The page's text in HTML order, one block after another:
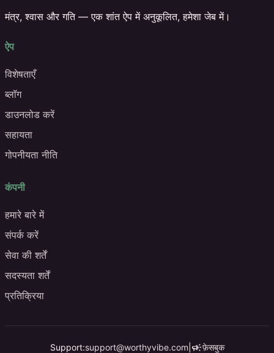
मंत्र, श्वास और गति — एक शांत ऐप में अनुकूलित, हमेशा जेब में।
ऐप
विशेषताएँ
ब्लॉग
डाउनलोड करें
सहायता
गोपनीयता नीति
कंपनी
हमारे बारे में
संपर्क करें
सेवा की शर्तें
सदस्यता शर्तें
प्रतिक्रिया
Support:support@worthyvibe.com campaignफ़ेसबुक